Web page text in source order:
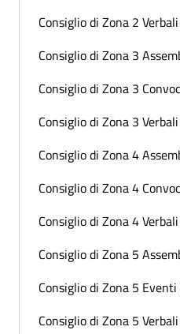
Consiglio di Zona 2
Consiglio di Zona 3
Consiglio di Zona 3
Consiglio di Zona 3
Consiglio di Zona 4
Consiglio di Zona 4
Consiglio di Zona 4
Consiglio di Zona 5
Consiglio di Zona 5 Eventi
Consiglio di Zona 5